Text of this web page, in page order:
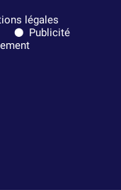
légales
Publicité